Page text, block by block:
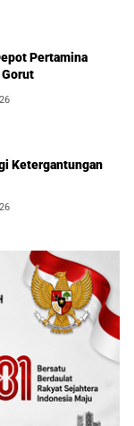
Pertamina
Ketergantungan